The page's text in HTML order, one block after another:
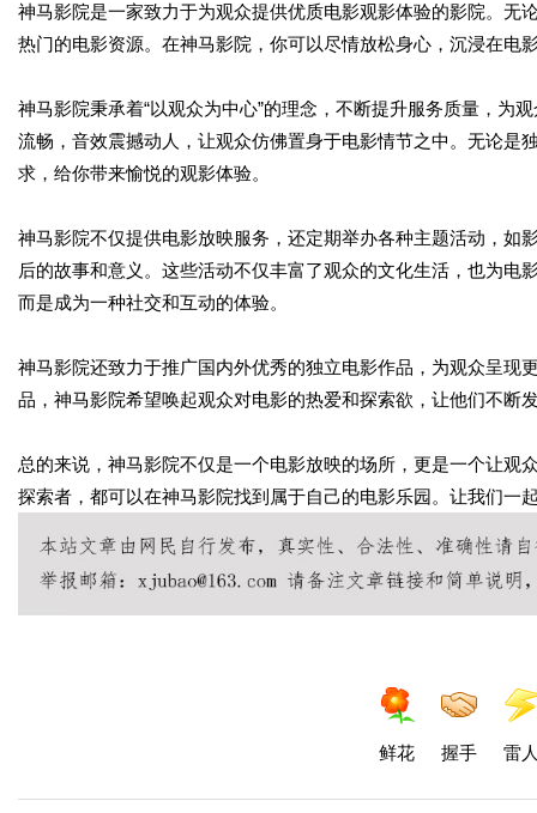
神马影院是一家致力于为观众提供优质电影观影体验的影院。无
热门的电影资源。在神马影院，你可以尽情放松身心，沉浸在电
神马影院秉承着“以观众为中心”的理念，不断提升服务质量，为
流畅，音效震撼动人，让观众仿佛置身于电影情节之中。无论是
求，给你带来愉悦的观影体验。
神马影院不仅提供电影放映服务，还定期举办各种主题活动，如
后的故事和意义。这些活动不仅丰富了观众的文化生活，也为
而是成为一种社交和互动的体验。
神马影院还致力于推广国内外优秀的独立电影作品，为观众呈现
品，神马影院希望唤起观众对电影的热爱和探索欲，让他们不断
总的来说，神马影院不仅是一个电影放映的场所，更是一个让
探索者，都可以在神马影院找到属于自己的电影乐园。让我们一
鲜花 握手 雷